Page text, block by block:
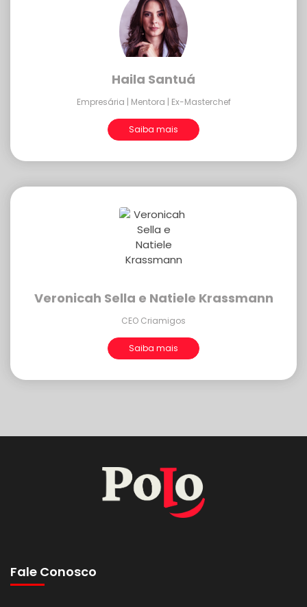
Haila Santuá
Empresária | Mentora | Ex-Masterchef
Saiba mais
Veronicah Sella e Natiele Krassmann
CEO Criamigos
Saiba mais
Fale Conosco